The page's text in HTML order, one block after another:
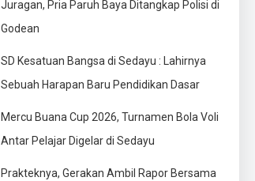
Juragan, Pria Paruh Baya Ditangkap Polisi di
Godean
SD Kesatuan Bangsa di Sedayu : Lahirnya
Sebuah Harapan Baru Pendidikan Dasar
Mercu Buana Cup 2026, Turnamen Bola Voli
Antar Pelajar Digelar di Sedayu
Prakteknya, Gerakan Ambil Rapor Bersama